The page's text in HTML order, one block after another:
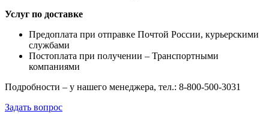
Услуг по доставке
Предоплата при отправке Почтой России, курьерскими
службами
Постоплата при получении – Транспортными
компаниями
Подробности – у нашего менеджера, тел.: 8-800-500-3031
Задать вопрос